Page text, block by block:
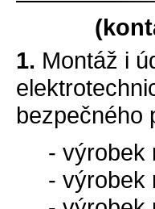
1. Montáž i
bezpečného
- výrobek
- výrobek